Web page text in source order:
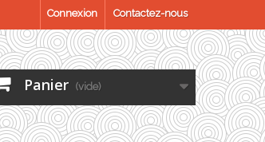
Contactez-nous
Connexion
Panier (vide)